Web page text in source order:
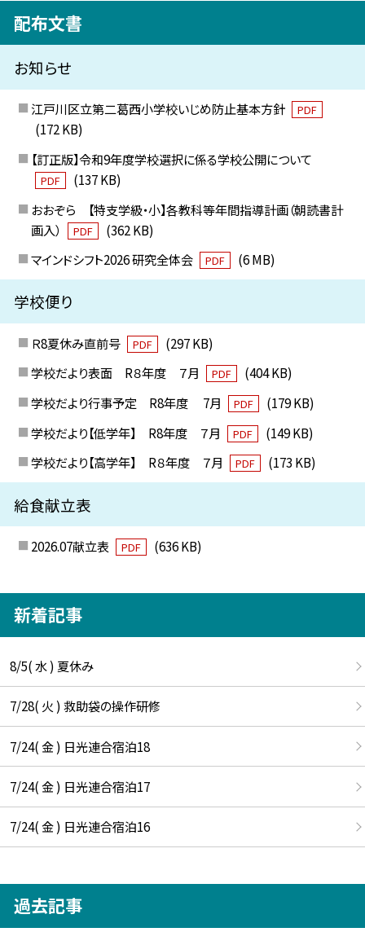
配布文書
お知らせ
江戸川区立第二葛西小学校いじめ防止基本方針 PDF
(172 KB)
【訂正版】令和9年度学校選択に係る学校公開について
PDF
(137 KB)
おおぞら 【特支学級・小】各教科等年間指導計画（朝読書計
画入）
PDF
(362 KB)
マインドシフト2026 研究全体会
PDF (6 MB)
学校便り
Ｒ8夏休み直前号 PDF
(297 KB)
学校だより表面 R８年度 ７月
PDF
(404 KB)
学校だより行事予定 R8年度 7月
PDF
(179 KB)
学校だより【低学年】 R8年度 ７月
PDF
(149 KB)
学校だより【高学年】 R８年度 ７月
PDF (173 KB)
給食献立表
2026.07献立表 PDF (636 KB)
新着記事
8/5( 水 ) 夏休み
7/28( 火 ) 救助袋の操作研修
7/24( 金 ) 日光連合宿泊18
7/24( 金 ) 日光連合宿泊17
7/24( 金 ) 日光連合宿泊16
過去記事